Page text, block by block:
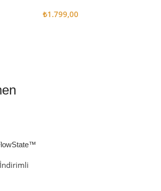
₺1.799,00
İndirimli